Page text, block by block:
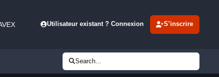
Utilisateur existant ? Connexion S’inscrire
Search...